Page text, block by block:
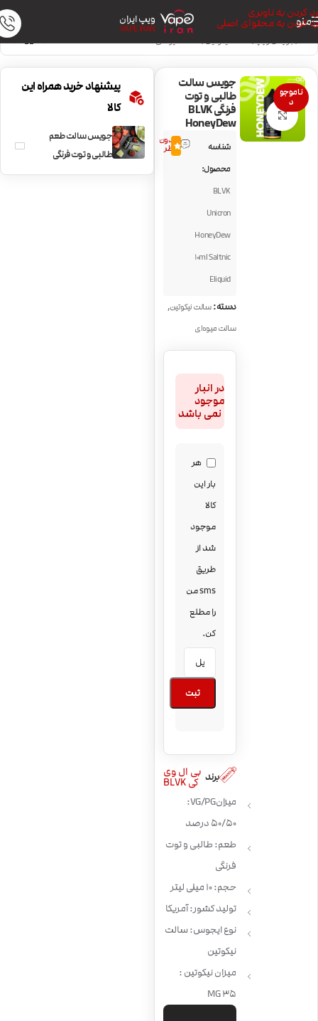
رد کردن به ناوبری
رد کردن به محتوای اصلی
منو ویپ ایران
VAPE IRAN
خانه/جویس ویپ/سالت نیکوتین/سالت میوه‌ای
ناموجو
د
بزرگنمایی تصویر
جویس سالت
طالبی و توت
فرنگی BLVK
HoneyDew
شناسه
محصول:
BLVK
Unicron
HoneyDew
10ml Saltnic
Eliquid
بدون
نظر0.0
دسته:سالت نیکوتین,
سالت میوه‌ای
در انبار
موجود
نمی باشد
هر
بار این
کالا
موجود
شد از
طریق
sms من
را مطلع
کن.
ثبت
برند بی ال وی
کی BLVK
میزان VG/PG:
50/50 درصد
طعم: طالبی و توت
فرنگی
حجم: 10 میلی لیتر
تولید کشور: آمریکا
نوع ایجوس: سالت
نیکوتین
میزان نیکوتین :
35 MG
پیشنهاد خرید همراه این
کالا
جویس سالت طعم
طالبی و توت فرنگی
BLVK HoneyDew